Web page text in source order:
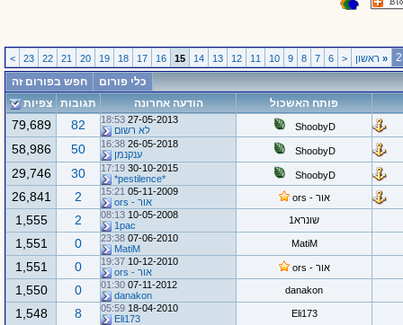
«ראשון <
6
7
8
9
10
11
12
13
14
15
16
17
18
19
20
21
22
23
>
כלי פורום
חפש בפורום זה
פותח האשכול
הודעה אחרונה תגובות צפיות
ShoobyD
27-05-2013
18:53
לא רשום
82
79,689
ShoobyD
26-05-2018
16:38
ענקנמן
50
58,986
ShoobyD
30-10-2015
17:19
*pestilence*
30
29,746
אור - ors
05-11-2009
15:21
אור - ors
2
26,841
שונרא1 10-05-2008
08:13
1pac
2
1,555
MatiM
07-06-2010
23:38
MatiM
0
1,551
אור - ors
10-12-2010
19:37
אור - ors
0
1,551
danakon
07-11-2012
01:30
danakon
0
1,550
Eli173
18-04-2010
05:59
Eli173
8
1,548